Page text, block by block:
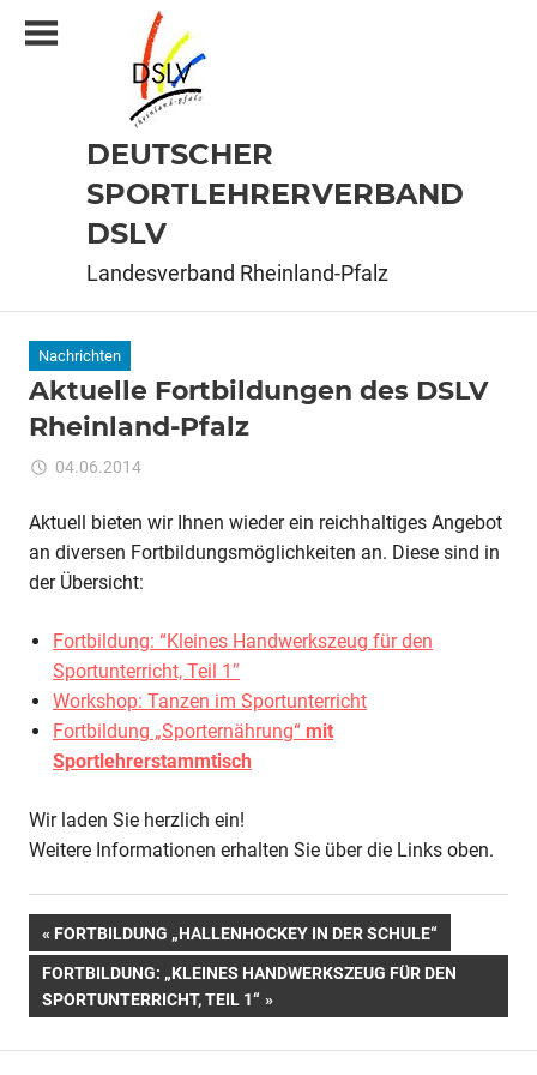
Inhalt
DEUTSCHER
SPORTLEHRERVERBAND
DSLV
Landesverband Rheinland-Pfalz
Nachrichten
Aktuelle Fortbildungen des DSLV
Rheinland-Pfalz
04.06.2014
Fortbildungen
des
Aktuell bieten wir Ihnen wieder ein reichhaltiges Angebot
an diversen Fortbildungsmöglichkeiten an. Diese sind in
der Übersicht:
Fortbildung: “Kleines Handwerkszeug für den
Sportunterricht, Teil 1″
Workshop: Tanzen im Sportunterricht
Fortbildung „Sporternährung“ mit
Sportlehrerstammtisch
Wir laden Sie herzlich ein!
Weitere Informationen erhalten Sie über die Links oben.
Beitragsnavigation
VORHERIGER
BEITRAG:
FORTBILDUNG „HALLENHOCKEY IN DER SCHULE“
NÄCHSTER
BEITRAG:
FORTBILDUNG: „KLEINES HANDWERKSZEUG FÜR DEN
SPORTUNTERRICHT, TEIL 1“